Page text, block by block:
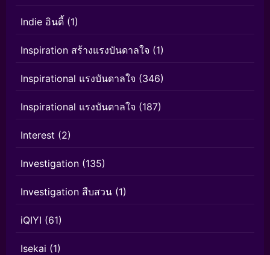
Indie อินดี้ (1)
Inspiration สร้างแรงบันดาลใจ (1)
Inspirational แรงบันดาลใจ (346)
Inspirational แรงบันดาลใจ (187)
Interest (2)
Investigation (135)
Investigation สืบสวน (1)
iQIYI (61)
Isekai (1)